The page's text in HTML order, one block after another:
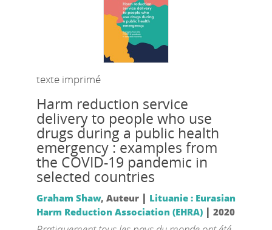
texte imprimé
Harm reduction service
delivery to people who use
drugs during a public health
emergency : examples from
the COVID-19 pandemic in
selected countries
Graham Shaw, Auteur | Lituanie : Eurasian
Harm Reduction Association (EHRA)| 2020